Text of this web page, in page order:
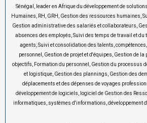
Sénégal, leader en Afrique du développement de
Humaines, RH, GRH, Gestion des ressources humaines,
Gestion administrative des salariés et collaborateurs,
absences des employés, Suivi des temps de travail et
agents, Suivi et consolidation des talents,
personnel, Gestion de projet et d'équipes, Gestion de la
objectifs, Formation du personnel, Gestion du processus
et logistique, Gestion des plannings, Gestion des
déplacements et des dépenses de voyages
développement de logiciels, logiciel de Gestion des
informatiques, systèmes d'informations, développement